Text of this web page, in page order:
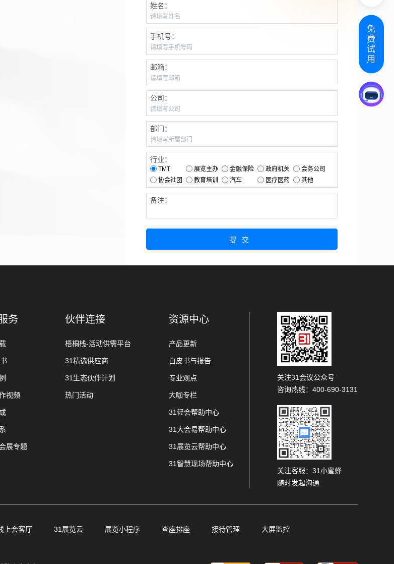
姓名：
手机号：
邮箱：
公司：
部门：
行业：
TMT 展览主办 金融保险 政府机关
会务公司
协会社团
教育培训 汽车 医疗医药 其他
备注：
提交
务
视频
展专题
伙伴连接
梧桐栈-活动供需平台
31精选供应商
31生态伙伴计划
热门活动
资源中心
产品更新
白皮书与报告
专业观点
大咖专栏
31轻会帮助中心
31大会易帮助中心
31展览云帮助中心
31智慧现场帮助中心
关注31会议公众号
咨询热线：400-690-3131
关注客服：31小蜜蜂
随时发起沟通
上会客厅 31展览云 展览小程序 查座排座 接待管理 大屏监控
免
费
试
用